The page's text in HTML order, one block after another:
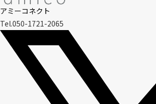
アミーコネクト
Tel.050-1721-2065